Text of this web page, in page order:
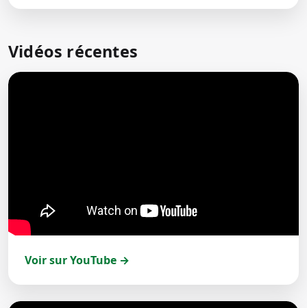
Vidéos récentes
Voir sur YouTube →